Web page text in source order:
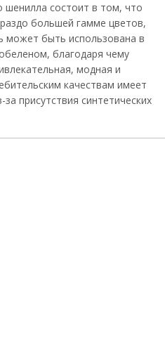
шенилла состоит в том, что
большей гамме цветов,
быть использована в
благодаря чему
модная и
качествам имеет
присутствия синтетических